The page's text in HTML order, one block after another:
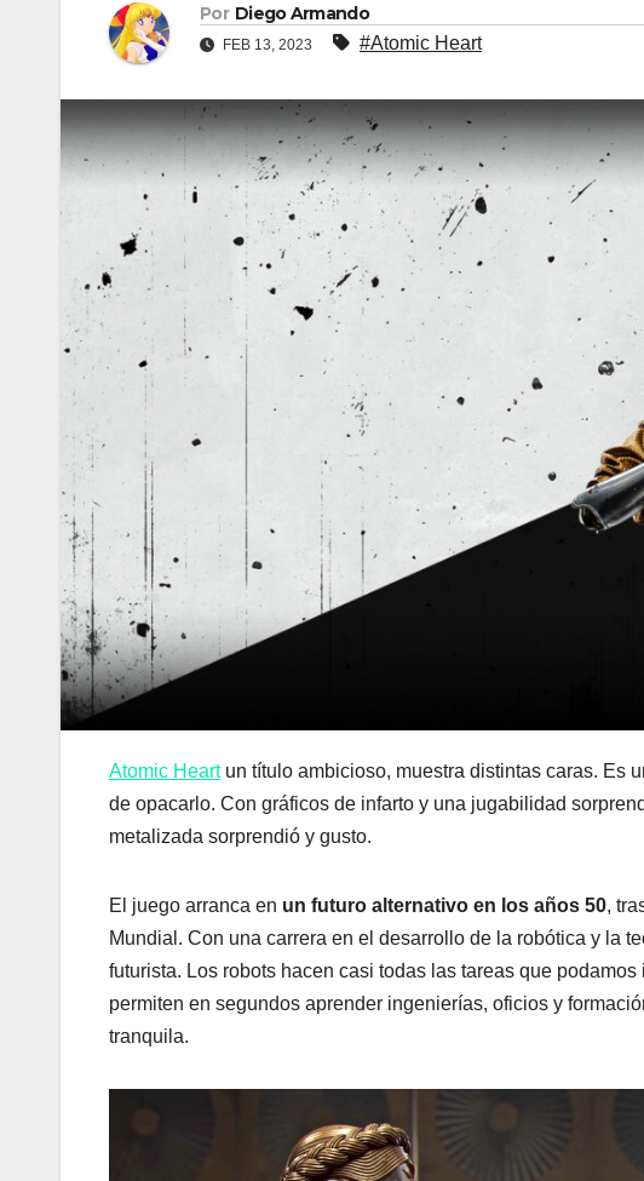
Por Diego Armando
FEB 13, 2023 #Atomic Heart
Atomic Heartun título ambicioso, muestra distintas caras. Es
de opacarlo. Con gráficos de infarto y una jugabilidad
metalizada sorprendió y gusto.
El juego arranca en un futuro alternativo en los años 50,
Mundial. Con una carrera en el desarrollo de la robótica y la
futurista. Los robots hacen casi todas las tareas que
permiten en segundos aprender ingenierías, oficios y
tranquila.